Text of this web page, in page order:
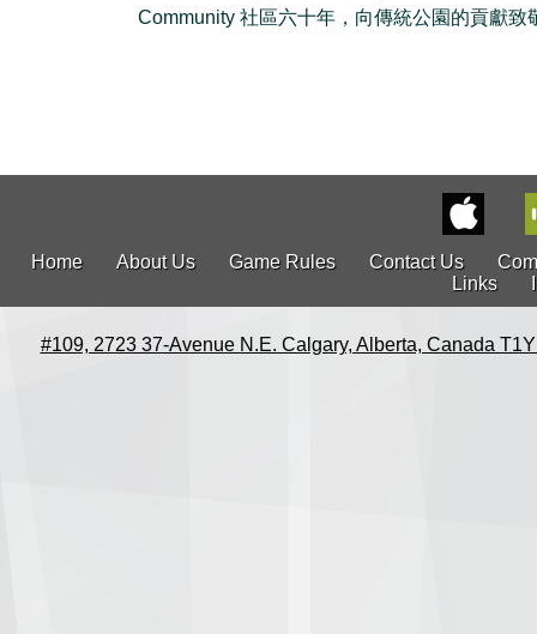
Community 社區六十年，向傳統公園的貢獻致
Home About Us Game Rules Contact Us
Links
#109, 2723 37-Avenue N.E. Calgary, Alberta, Canada